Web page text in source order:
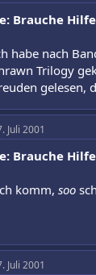
Brauche
habe nach
Trilogy
gelesen,
Juli 2001
Brauche
komm, soo
Juli 2001